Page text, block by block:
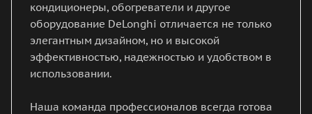
кондиционеры, обогреватели и другое
оборудование DeLonghi отличается не только
элегантным дизайном, но и высокой
эффективностью, надежностью и удобством в
использовании.
Наша команда профессионалов всегда готова